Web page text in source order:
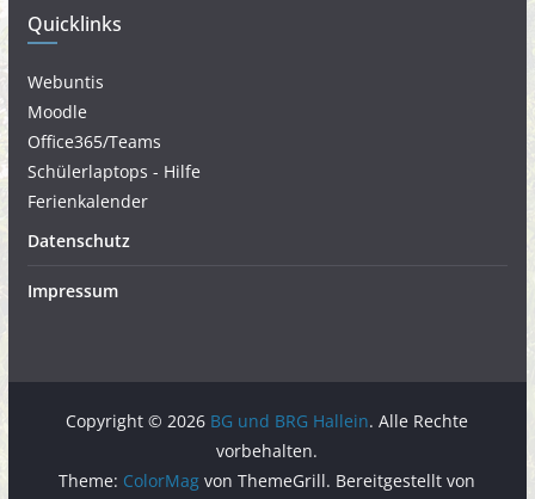
Quicklinks
Webuntis
Moodle
Office365/Teams
Schülerlaptops - Hilfe
Ferienkalender
Datenschutz
Impressum
Copyright © 2026 BG und BRG Hallein. Alle Rechte
vorbehalten.
Theme: ColorMag von ThemeGrill. Bereitgestellt von